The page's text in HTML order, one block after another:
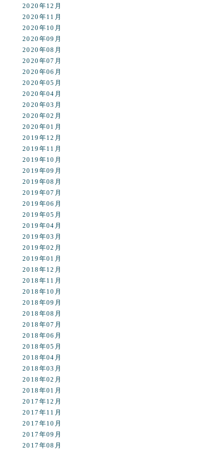
2020年12月
2020年11月
2020年10月
2020年09月
2020年08月
2020年07月
2020年06月
2020年05月
2020年04月
2020年03月
2020年02月
2020年01月
2019年12月
2019年11月
2019年10月
2019年09月
2019年08月
2019年07月
2019年06月
2019年05月
2019年04月
2019年03月
2019年02月
2019年01月
2018年12月
2018年11月
2018年10月
2018年09月
2018年08月
2018年07月
2018年06月
2018年05月
2018年04月
2018年03月
2018年02月
2018年01月
2017年12月
2017年11月
2017年10月
2017年09月
2017年08月